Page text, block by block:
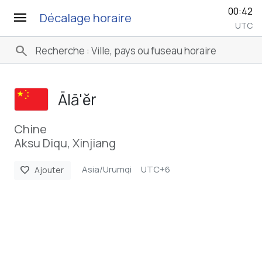
menu Décalage horaire 00:42
UTC
search
Ālā'ĕr
Chine
Aksu Diqu, Xinjiang
favorite Ajouter Asia/Urumqi UTC+6